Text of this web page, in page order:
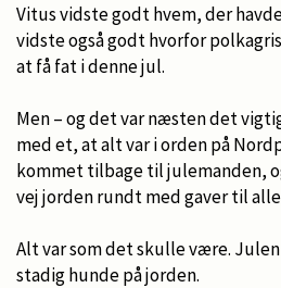
Vitus vidste godt hvem, der
vidste også godt hvorfor
at få fat i denne jul.
Men – og det var næsten det
med et, at alt var i orden på
kommet tilbage til julemanden,
vej jorden rundt med gaver til
Alt var som det skulle være.
stadig hunde på jorden.